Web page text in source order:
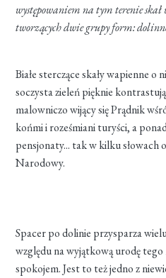
występowaniem na tym terenie
tworzących dwie grupy form:
Białe sterczące skały wapienne o
soczysta zieleń pięknie
malowniczo wijący się Prądnik
końmi i roześmiani turyści, a
pensjonaty... tak w kilku słowach
Narodowy.
Spacer po dolinie przysparza
względu na wyjątkową urodę
spokojem. Jest to też jedno z